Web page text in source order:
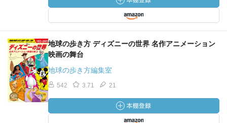
地球の歩き方 ディズニーの世界 名作アニメーション
映画の舞台
地球の歩き方編集室
542 3.71 21